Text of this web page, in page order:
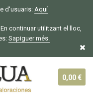
d'usuaris: Aquí
continuar utilitzant el lloc,
Sapiguer més.
0,00 €